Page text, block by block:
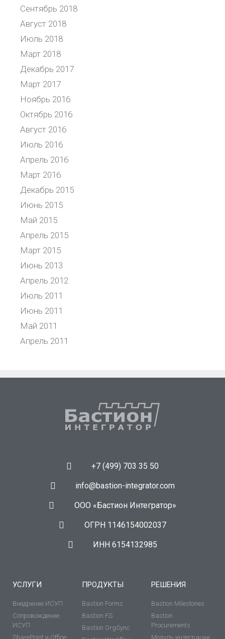
Сентябрь 2018
Август 2018
Июль 2018
Март 2018
Декабрь 2017
Март 2017
Ноябрь 2016
Октябрь 2016
Август 2016
Июль 2016
Апрель 2016
Март 2016
Декабрь 2015
Июнь 2015
Май 2015
Апрель 2015
Март 2015
Июнь 2013
Апрель 2012
Июль 2011
Июнь 2011
Май 2011
Апрель 2011
+7 (499) 703 35 50
info@bastion-integrator.com
ООО «Бастион Интегратор»
ОГРН 1146154002037
ИНН 6154132985
УСЛУГИ
Внедрение ИСУП
Сопровождение
ИСУП
SharePoint и Office
ПРОДУКТЫ
Bastion Forms
Bastion FS
Bastion OrgSync
РЕШЕНИЯ
Bastion Milestones
Bastion
Procurements
Модуль интеграции